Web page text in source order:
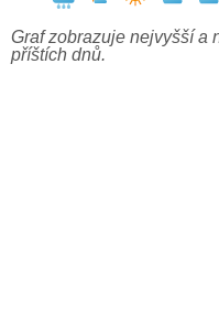
Graf zobrazuje nejvyšší a
příštích dnů.